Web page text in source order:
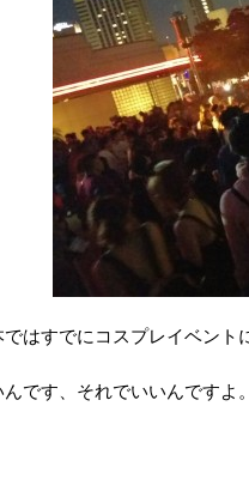
ではすでにコスプレイベント
んです、それでいいんですよ。